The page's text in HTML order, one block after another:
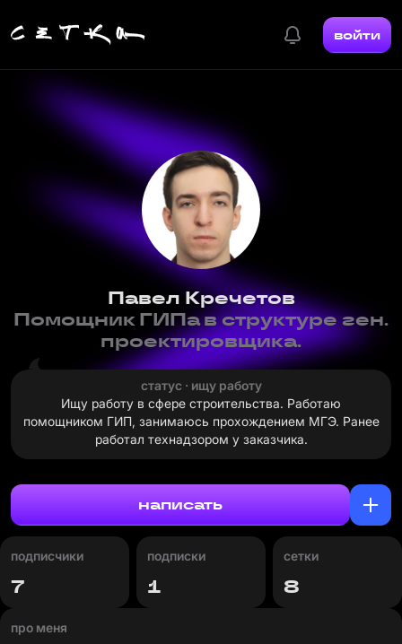
войти
Павел Кречетов
Помощник ГИПа в структуре ген.
проектировщика.
статус · ищу работу
Ищу работу в сфере строительства. Работаю
помощником ГИП, занимаюсь прохождением МГЭ. Ранее
работал технадзором у заказчика.
написать
подписчики
7
подписки
1
сетки
8
про меня